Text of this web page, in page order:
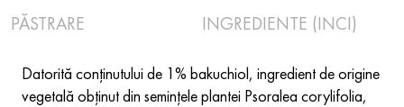
PĂSTRARE
INGREDIENTE (INCI)
Datorită conținutului de 1% bakuchiol, ingredient de origine
vegetală obținut din semințele plantei Psoralea corylifolia,